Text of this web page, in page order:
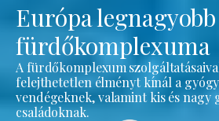
Európa legnagyobb
fürdőkomplexuma
A fürdőkomplexum
felejthetetlen élményt kínál a
vendégeknek, valamint kis és nagy
családoknak.